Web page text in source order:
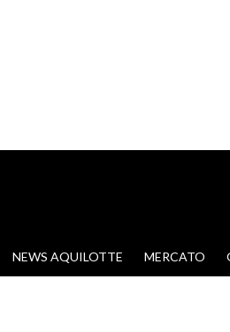
VAI AL CONTENUTO
NEWS AQUILOTTE MERCATO